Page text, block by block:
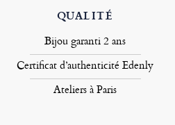
QUALITÉ
Bijou garanti 2 ans
Certificat d’authenticité Edenly
Ateliers à Paris